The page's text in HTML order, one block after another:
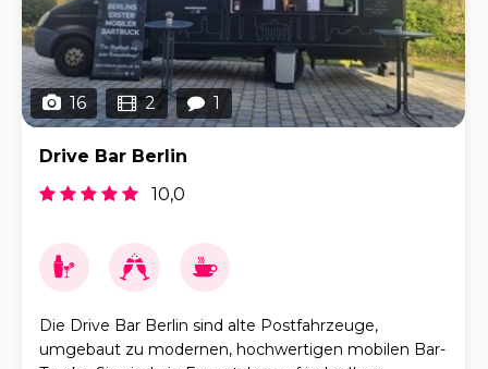
16 2 1
Drive Bar Berlin
10,0
Die Drive Bar Berlin sind alte Postfahrzeuge,
umgebaut zu modernen, hochwertigen mobilen Bar-